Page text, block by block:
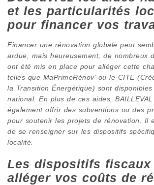
et les particularités
pour financer vos
Financer une rénovation globale peut
ardue, mais heureusement, de nombreux
ont été mis en place pour alléger cette
telles que MaPrimeRénov’ ou le CITE
la Transition Énergétique) sont
national. En plus de ces aides,
également offrir des subventions ou des
pour soutenir les projets de rénovation. Il
de se renseigner sur les dispositifs
localité.
Les dispositifs fiscaux
alléger vos coûts de